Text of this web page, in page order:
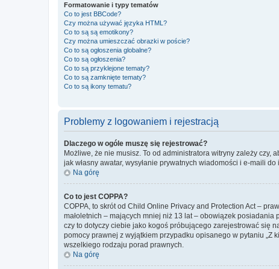
Formatowanie i typy tematów
Co to jest BBCode?
Czy można używać języka HTML?
Co to są są emotikony?
Czy można umieszczać obrazki w poście?
Co to są ogłoszenia globalne?
Co to są ogłoszenia?
Co to są przyklejone tematy?
Co to są zamknięte tematy?
Co to są ikony tematu?
Problemy z logowaniem i rejestracją
Dlaczego w ogóle muszę się rejestrować?
Możliwe, że nie musisz. To od administratora witryny zależy
jak własny awatar, wysyłanie prywatnych wiadomości i e-maili
Na górę
Co to jest COPPA?
COPPA, to skrót od Child Online Privacy and Protection Act –
małoletnich – mających mniej niż 13 lat – obowiązek
czy to dotyczy ciebie jako kogoś próbującego zarejestrować się
pomocy prawnej z wyjątkiem przypadku opisanego w pytaniu „Z
wszelkiego rodzaju porad prawnych.
Na górę